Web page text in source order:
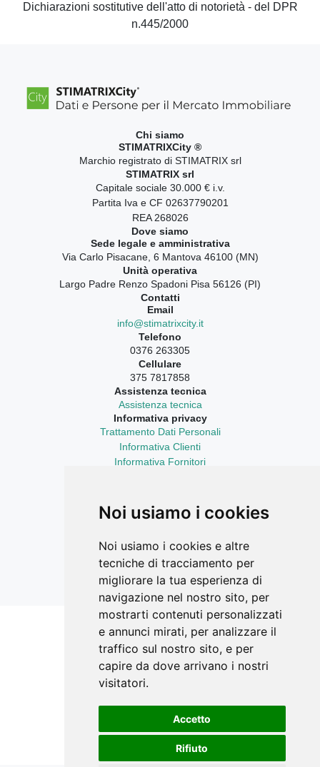
Noi usiamo i cookies
Noi usiamo i cookies e altre
tecniche di tracciamento per
migliorare la tua esperienza di
navigazione nel nostro sito, per
mostrarti contenuti personalizzati
e annunci mirati, per analizzare il
traffico sul nostro sito, e per
capire da dove arrivano i nostri
visitatori.
Accetto
Rifiuto
Dichiarazioni sostitutive dell'atto di notorietà - del DPR
n.445/2000
Chi siamo
STIMATRIXCity ®
Marchio registrato di STIMATRIX srl
STIMATRIX srl
Capitale sociale 30.000 € i.v.
Partita Iva e CF 02637790201
REA 268026
Dove siamo
Sede legale e amministrativa
Via Carlo Pisacane, 6 Mantova 46100 (MN)
Unità operativa
Largo Padre Renzo Spadoni Pisa 56126 (PI)
Contatti
Email
info@stimatrixcity.it
Telefono
0376 263305
Cellulare
375 7817858
Assistenza tecnica
Assistenza tecnica
Informativa privacy
Trattamento Dati Personali
Informativa Clienti
Informativa Fornitori
LinkedIn
Facebook Ricerca Compravendite
Instagram
YouTube
Siti correlati
STIMATRIX.it
forMaps.it
perCorsidiEstimo.it
E-Valuations.org